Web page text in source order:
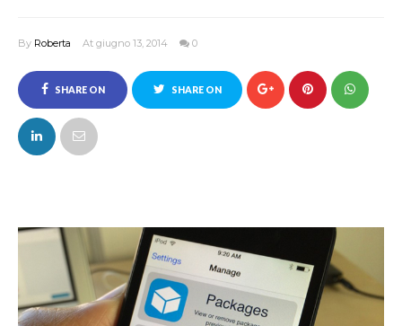
By Roberta At giugno 13, 2014 0
SHARE ON
FACEBOOK
SHARE ON